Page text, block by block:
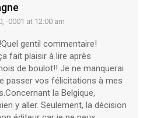
-0001 at 12:00 am
gentil commentaire!
fait plaisir à lire après
de boulot!! Je ne manquerai
passer vos félicitations à mes
la Belgique,
y aller. Seulement, la décision